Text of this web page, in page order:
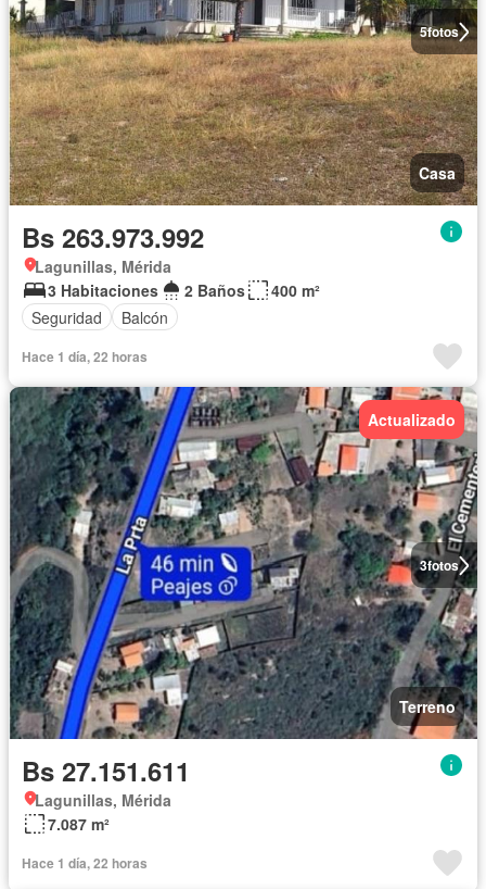
5fotos
Casa
Bs 263.973.992
Lagunillas, Mérida
3 Habitaciones
2 Baños
400 m²
Seguridad
Balcón
Hace 1 día, 22 horas
3fotos
Actualizado
Terreno
Bs 27.151.611
Lagunillas, Mérida
7.087 m²
Hace 1 día, 22 horas